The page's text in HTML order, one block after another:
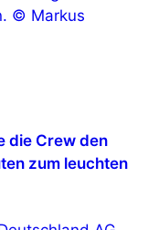
die Crew den
zum leuchten